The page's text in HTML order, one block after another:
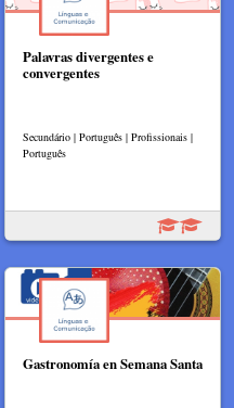
Palavras divergentes e
convergentes
Secundário | Português | Profissionais |
Português
Gastronomía en Semana Santa